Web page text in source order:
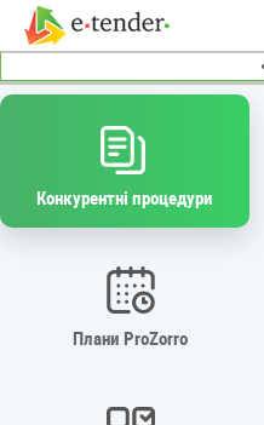
Конкурентні процедури
Плани ProZorro